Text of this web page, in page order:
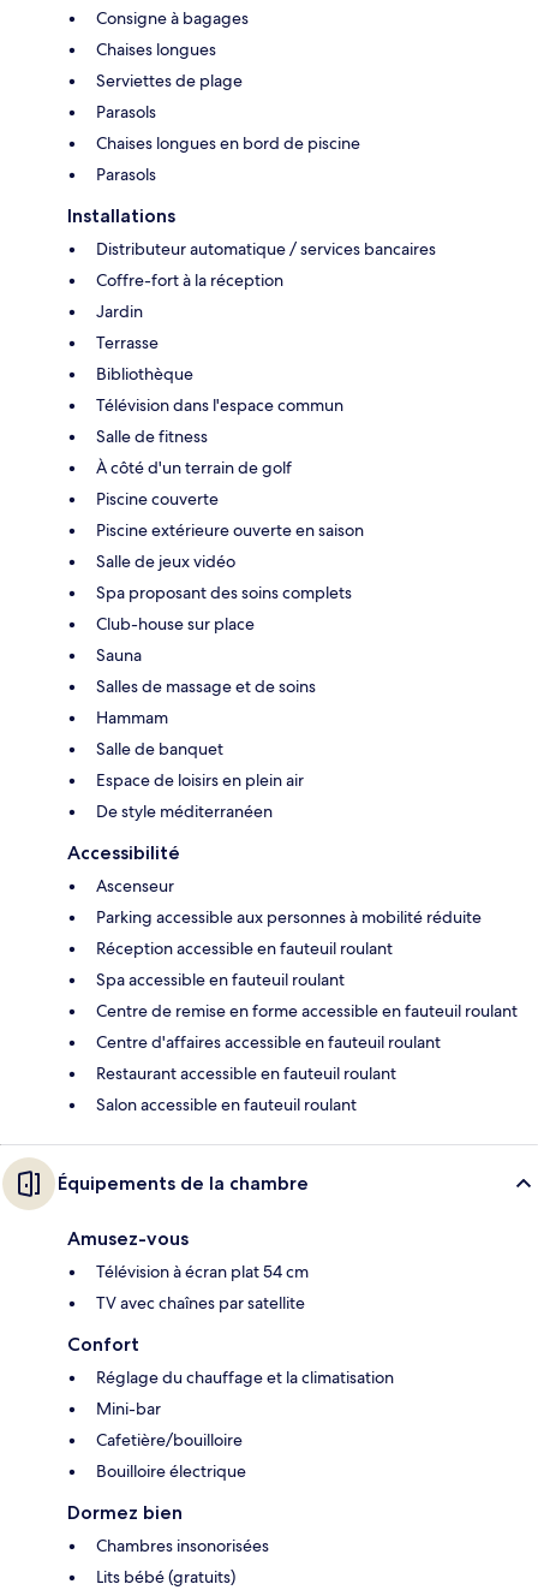
Consigne à bagages
Chaises longues
Serviettes de plage
Parasols
Chaises longues en bord de piscine
Parasols
Installations
Distributeur automatique / services bancaires
Coffre-fort à la réception
Jardin
Terrasse
Bibliothèque
Télévision dans l'espace commun
Salle de fitness
À côté d'un terrain de golf
Piscine couverte
Piscine extérieure ouverte en saison
Salle de jeux vidéo
Spa proposant des soins complets
Club-house sur place
Sauna
Salles de massage et de soins
Hammam
Salle de banquet
Espace de loisirs en plein air
De style méditerranéen
Accessibilité
Ascenseur
Parking accessible aux personnes à mobilité réduite
Réception accessible en fauteuil roulant
Spa accessible en fauteuil roulant
Centre de remise en forme accessible en fauteuil roulant
Centre d'affaires accessible en fauteuil roulant
Restaurant accessible en fauteuil roulant
Salon accessible en fauteuil roulant
Équipements de la chambre
Amusez-vous
Télévision à écran plat 54 cm
TV avec chaînes par satellite
Confort
Réglage du chauffage et la climatisation
Mini-bar
Cafetière/bouilloire
Bouilloire électrique
Dormez bien
Chambres insonorisées
Lits bébé (gratuits)